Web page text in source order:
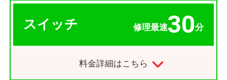
スイッチ 修理最速30分
料金詳細はこちら